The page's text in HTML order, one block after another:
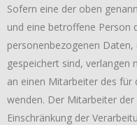
Sofern eine der oben
und eine betroffene Person
personenbezogenen
gespeichert sind, verlangen
an einen Mitarbeiter des für
wenden. Der Mitarbeiter
Einschränkung der